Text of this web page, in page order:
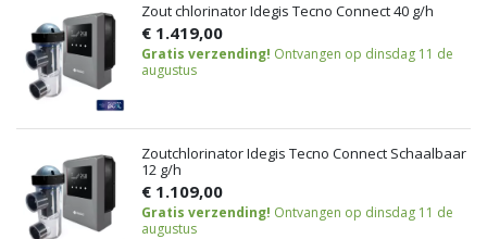
Zout chlorinator Idegis Tecno Connect 40 g/h
€ 1.419,00
Gratis verzending! Ontvangen op dinsdag 11 de
augustus
Zoutchlorinator Idegis Tecno Connect Schaalbaar
12 g/h
€ 1.109,00
Gratis verzending! Ontvangen op dinsdag 11 de
augustus